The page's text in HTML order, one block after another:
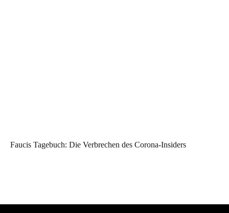
Faucis Tagebuch: Die Verbrechen des Corona-Insiders